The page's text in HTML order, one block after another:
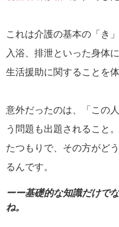
これは介護の基本の「き
入浴、排泄といった身体
生活援助に関することを
意外だったのは、「この
う問題も出題されること
たつもりで、その方がど
るんです。
ーー基礎的な知識だけで
ね。